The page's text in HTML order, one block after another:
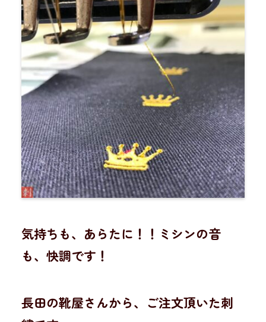
気持ちも、あらたに！！ミシンの音
も、快調です！
長田の靴屋さんから、ご注文頂いた刺